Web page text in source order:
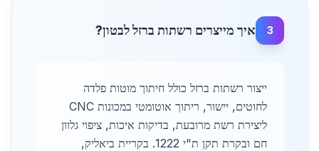
3 איך מייצרים רשתות ברזל לבטון?
ייצור רשתות ברזל כולל חיתוך מוטות פלדה
לחוטים, יישור, ריתוך אוטומטי במכונות CNC
ליצירת רשת מרובעת, בדיקות איכות, ציפוי גלוון
חם ובקרת תקן ת"י 1222. בקריית ביאליק,